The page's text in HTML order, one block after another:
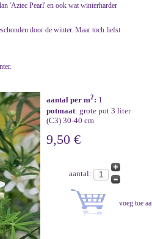
'Aztec Pearl' en ook wat winterharder
door de winter. Maar toch liefst
aantal per m2: 1
potmaat: grote pot 3 liter
(C3) 30-40 cm
9,50 €
aantal: